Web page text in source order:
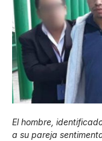
El hombre,
a su pareja